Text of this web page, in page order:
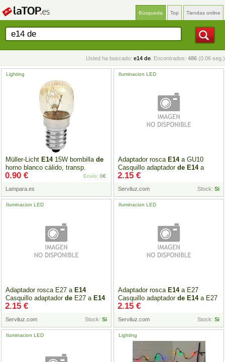
Búsqueda Top Tiendas online
Usted ha buscado: e14 de . Encontrados: 486 (0.06 seg.)
Müller-Licht E1415W bombilla de
horno blanco cálido, transp.
Lighting
Lampara.es
0.90 € Envío: 0€
Adaptador rosca E14a GU10
Casquillo adaptador de E14a
GU10
Iluminacion LED
Serviluz.com Stock: Si
2.15 €
Adaptador rosca E27 a E14
Casquillo adaptador de E27 a E14
Iluminacion LED
Serviluz.com Stock: Si
2.15 €
Adaptador rosca E14a E27
Casquillo adaptador de E14a E27
Iluminacion LED
Serviluz.com Stock: Si
2.15 €
Iluminacion LED Lighting